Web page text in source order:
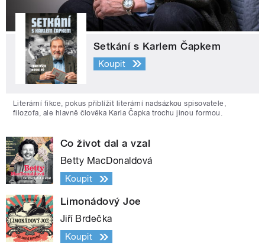
Setkání s Karlem Čapkem
Koupit
Literární fikce, pokus přiblížit literární nadsázkou spisovatele,
filozofa, ale hlavně člověka Karla Čapka trochu jinou formou.
Co život dal a vzal
Betty MacDonaldová
Koupit
Limonádový Joe
Jiří Brdečka
Koupit